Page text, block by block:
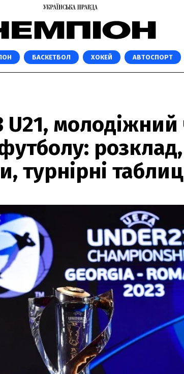
БАСКЕТБОЛ ХОКЕЙ АВТОСПОРТ
U21, молодіжний
розклад,
турнірні